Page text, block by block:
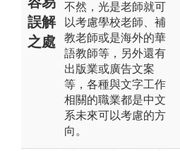
誤解
之處
不然，光是老師就可
以考慮學校老師、補
教老師或是海外的華
語教師等，另外還有
出版業或廣告文案
等，各種與文字工作
相關的職業都是中文
系未來可以考慮的方
向。